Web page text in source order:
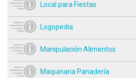
Local para Fiestas
Logopedia
Manipulación Alimentos
Maquinaria Panadería